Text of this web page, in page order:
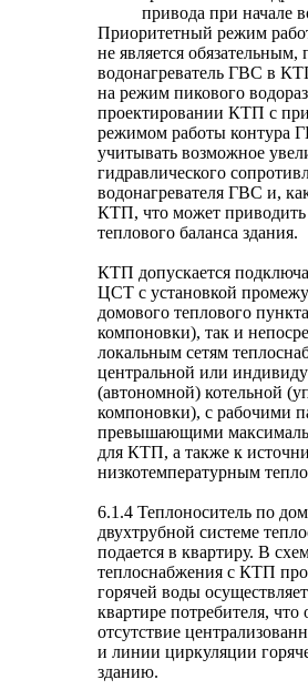
привода при начале
Приоритетный режим
не является обязательным,
водонагреватель ГВС в
на режим пикового
проектировании КТП с
режимом работы контура
учитывать возможное
гидравлического
водонагревателя ГВС и,
КТП, что может
теплового баланса здания.
КТП допускается
ЦСТ с установкой
домового теплового
компоновки), так и
локальным сетям
центральной или
(автономной) котельной
компоновки), с рабочими
превышающими
для КТП, а также к
низкотемпературным
6.1.4 Теплоноситель по
двухтрубной системе
подается в квартиру. В
теплоснабжения с КТП
горячей воды
квартире потребителя, что
отсутствие
и линии циркуляции
зданию.